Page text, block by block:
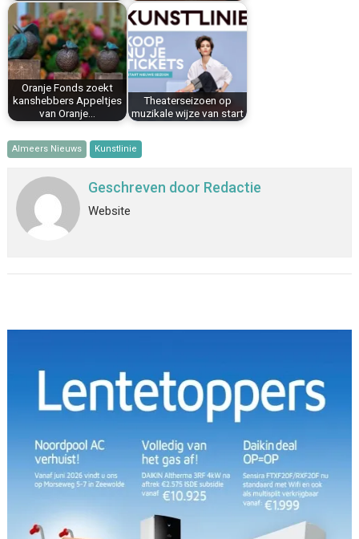
Oranje Fonds zoekt
kanshebbers Appeltjes
van Oranje…
Theaterseizoen op
muzikale wijze van start
Almeers Nieuws Kunstlinie
Geschreven door Redactie
Website